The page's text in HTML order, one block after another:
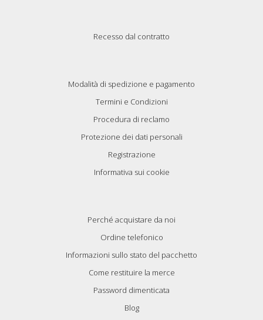
Recesso dal contratto
Modalità di spedizione e pagamento
Termini e Condizioni
Procedura di reclamo
Protezione dei dati personali
Registrazione
Informativa sui cookie
Perché acquistare da noi
Ordine telefonico
Informazioni sullo stato del pacchetto
Come restituire la merce
Password dimenticata
Blog